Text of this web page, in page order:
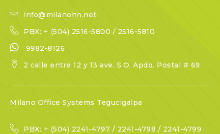
info@milanohn.net
PBX: + (504) 2516-5800 / 2516-5810
9982-8126
2 calle entre 12 y 13 ave. S.O. Apdo. Postal # 69
Milano Office Systems Tegucigalpa
PBX: + (504) 2241-4797 / 2241-4798 / 2241-4799